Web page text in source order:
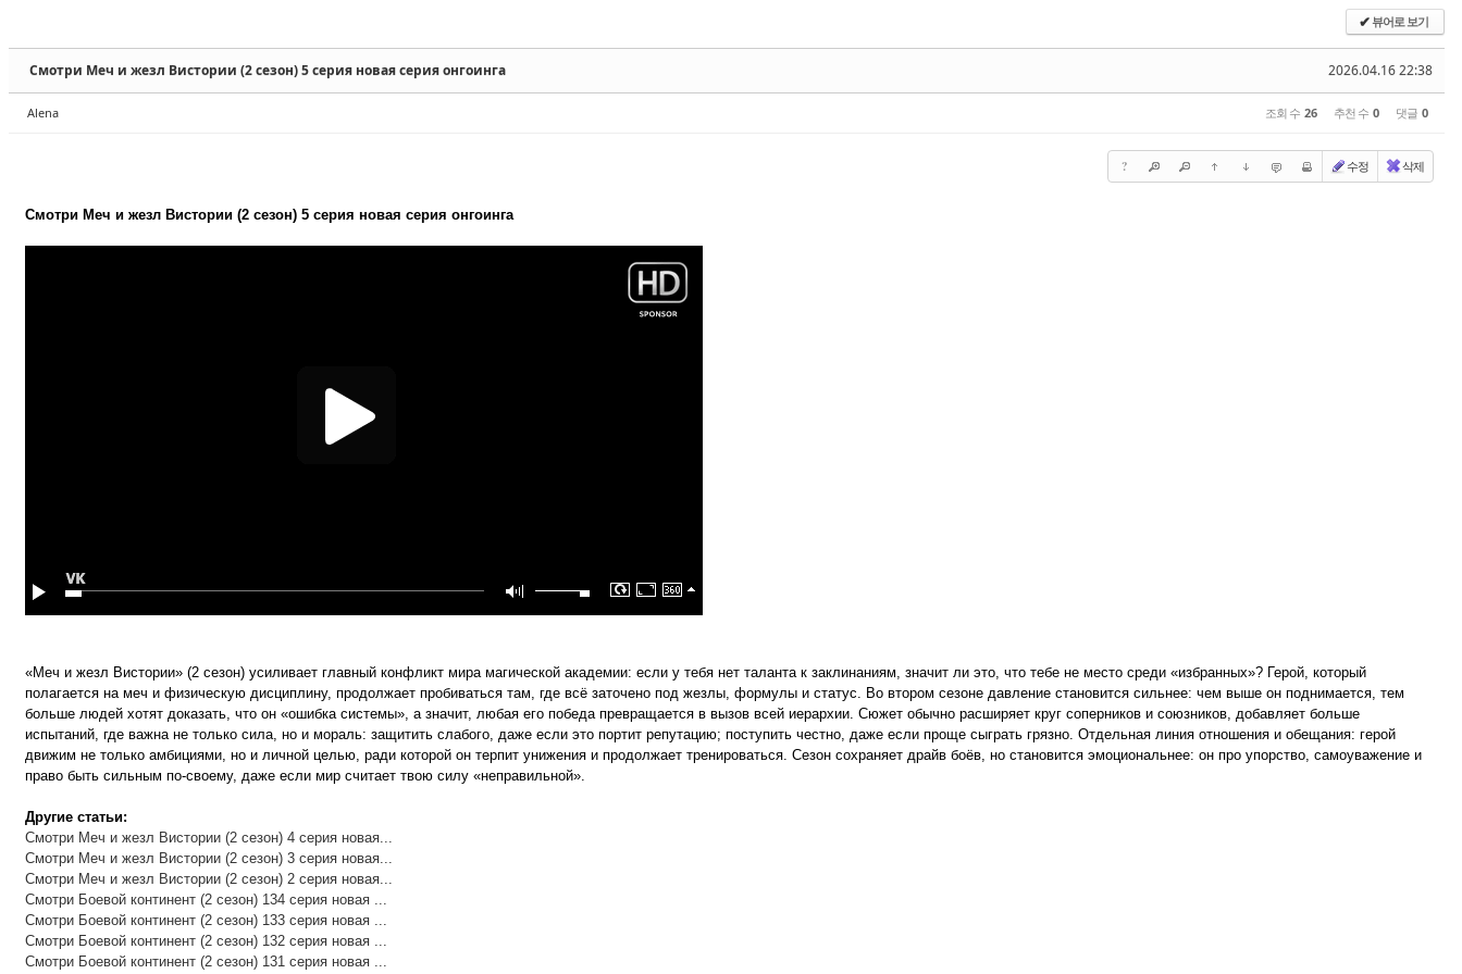
✔뷰어로 보기
2026.04.16 22:38
Смотри Меч и жезл Вистории (2 сезон) 5 серия новая серия онгоинга
Alena 조회 수 26 추천 수 0 댓글 0
? 수정 삭제
Смотри Меч и жезл Вистории (2 сезон) 5 серия новая серия онгоинга
«Меч и жезл Вистории» (2 сезон) усиливает главный конфликт мира магической академии: если у тебя нет таланта к заклинаниям, значит ли это, что тебе не место среди «избранных»? Герой, который
полагается на меч и физическую дисциплину, продолжает пробиваться там, где всё заточено под жезлы, формулы и статус. Во втором сезоне давление становится сильнее: чем выше он поднимается, тем
больше людей хотят доказать, что он «ошибка системы», а значит, любая его победа превращается в вызов всей иерархии. Сюжет обычно расширяет круг соперников и союзников, добавляет больше
испытаний, где важна не только сила, но и мораль: защитить слабого, даже если это портит репутацию; поступить честно, даже если проще сыграть грязно. Отдельная линия отношения и обещания: герой
движим не только амбициями, но и личной целью, ради которой он терпит унижения и продолжает тренироваться. Сезон сохраняет драйв боёв, но становится эмоциональнее: он про упорство, самоуважение и
право быть сильным по-своему, даже если мир считает твою силу «неправильной».
Другие статьи:
Смотри Меч и жезл Вистории (2 сезон) 4 серия новая...
Смотри Меч и жезл Вистории (2 сезон) 3 серия новая...
Смотри Меч и жезл Вистории (2 сезон) 2 серия новая...
Смотри Боевой континент (2 сезон) 134 серия новая ...
Смотри Боевой континент (2 сезон) 133 серия новая ...
Смотри Боевой континент (2 сезон) 132 серия новая ...
Смотри Боевой континент (2 сезон) 131 серия новая ...
Sketchbook5, 스케치북5
Sketchbook5, 스케치북5
Sketchbook5, 스케치북5
Sketchbook5, 스케치북5